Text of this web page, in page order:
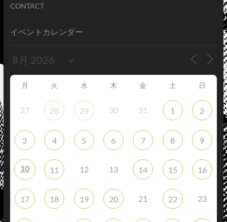
CONTACT
イベントカレンダー
月 火 水 木 金 土 日
27 28 29 30 31 1 2
3 4 5 6 7 8 9
10 11 12 13 14 15 16
17 18 19 20 21 22 23